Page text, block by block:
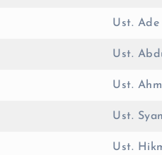
Ust. Ade
Ust.
Ust.
Ust.
Ust.